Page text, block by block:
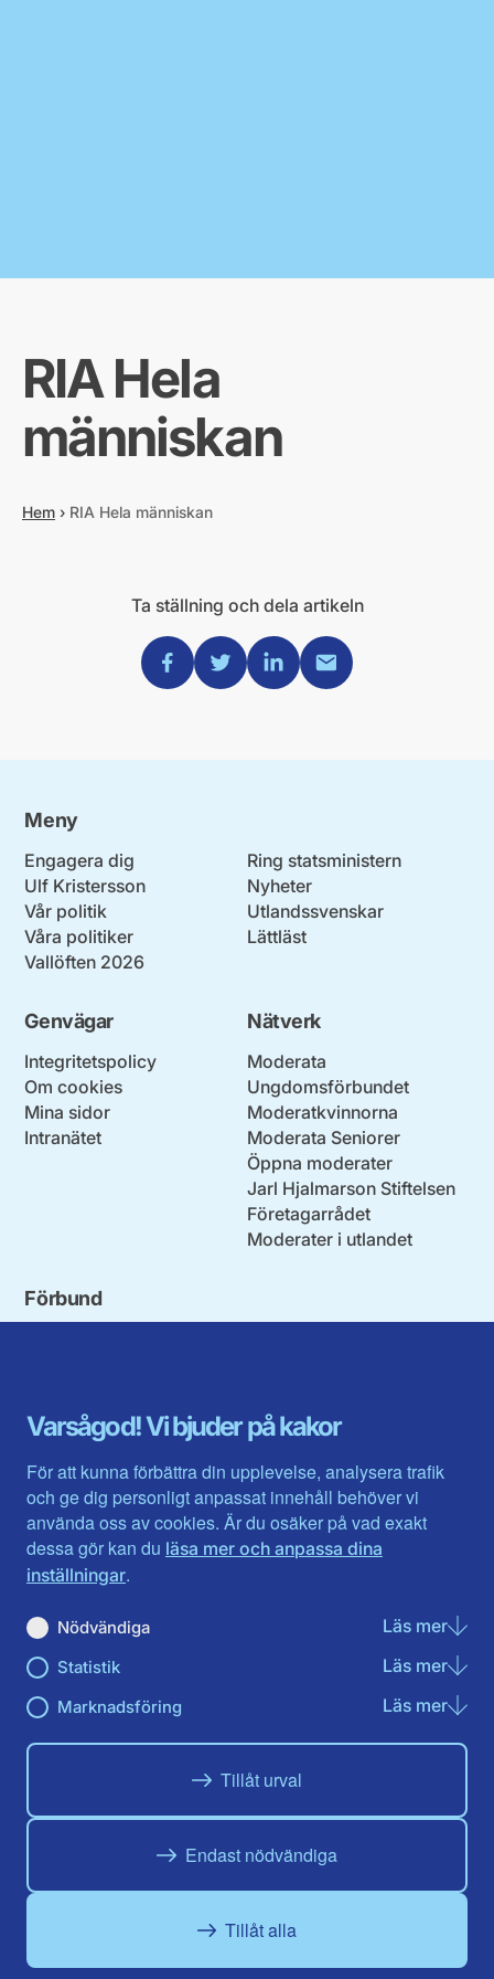
Varsågod! Vi bjuder på kakor
För att kunna förbättra din upplevelse, analysera trafik
och ge dig personligt anpassat innehåll behöver vi
använda oss av cookies. Är du osäker på vad exakt
dessa gör kan du läsa mer och anpassa dina
inställningar.
Nödvändiga Läs merom
Statistik Läs merom
Marknadsföring Läs merom
Tillåt urval
Endast nödvändiga
Tillåt alla
RIA Hela
människan
Hem › RIA Hela människan
Ta ställning och dela artikeln
Dela via Facebook
Dela via Twitter
Dela via Linkedin
Dela via Mail
Meny
Engagera dig
Ulf Kristersson
Vår politik
Våra politiker
Vallöften 2026
Ring statsministern
Nyheter
Utlandssvenskar
Lättläst
Genvägar
Integritetspolicy
Om cookies
Mina sidor
Intranätet
Nätverk
Moderata
Ungdomsförbundet
Moderatkvinnorna
Moderata Seniorer
Öppna moderater
Jarl Hjalmarson Stiftelsen
Företagarrådet
Moderater i utlandet
Förbund
Gävleborg
Halland
Jämtlands län
Jönköpings län
Kalmar län
Kronobergs län
Norrbotten
Skåne län
Värmlands län
Västerbotten
Västra Götaland
Västernorrland
Västmanland
Örebro län
Östergötland
Du hittar oss här på sociala medier
Facebook
Instagram